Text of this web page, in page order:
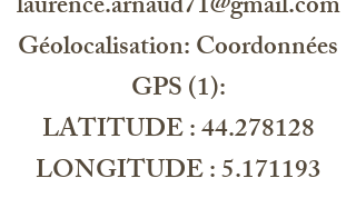
HU1239
Géolocalisation: Coordonnées
GPS (1):
LATITUDE : 44.278128
LONGITUDE : 5.171193